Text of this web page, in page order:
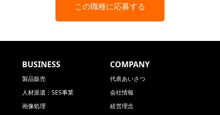
この職種に応募する
BUSINESS
製品販売
人材派遣：SES事業
画像処理
COMPANY
代表あいさつ
会社情報
経営理念